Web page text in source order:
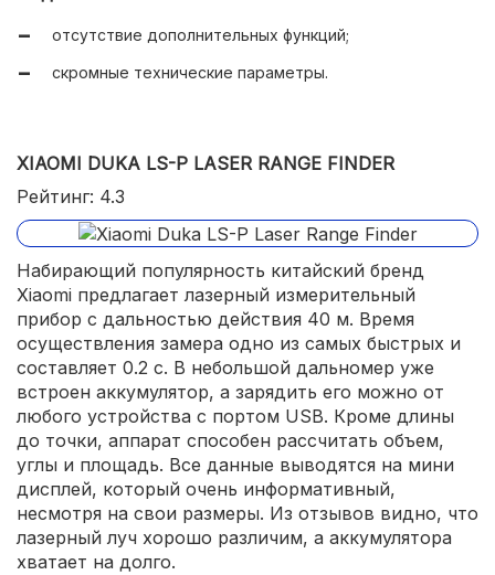
отсутствие дополнительных функций;
скромные технические параметры.
XIAOMI DUKA LS-P LASER RANGE FINDER
Рейтинг: 4.3
Набирающий популярность китайский бренд
Xiaomi предлагает лазерный измерительный
прибор с дальностью действия 40 м. Время
осуществления замера одно из самых быстрых и
составляет 0.2 с. В небольшой дальномер уже
встроен аккумулятор, а зарядить его можно от
любого устройства с портом USB. Кроме длины
до точки, аппарат способен рассчитать объем,
углы и площадь. Все данные выводятся на мини
дисплей, который очень информативный,
несмотря на свои размеры. Из отзывов видно, что
лазерный луч хорошо различим, а аккумулятора
хватает на долго.